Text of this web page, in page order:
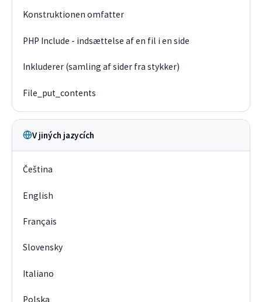
Konstruktionen omfatter
PHP Include - indsættelse af en fil i en side
Inkluderer (samling af sider fra stykker)
File_put_contents
V jiných jazycích
Čeština
English
Français
Slovensky
Italiano
Polska